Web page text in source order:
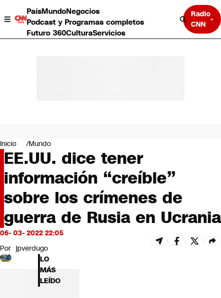
PaísMundoNegocios
Podcast y Programas completos
Futuro 360CulturaServicios
Radio
CNN
Negocios
Deportes
Programas completos
Cultura
Servicios
Bits
CNN tiempo
Futuro 360
Inicio Mundo
EE.UU. dice tener
información “creíble”
sobre los crímenes de
guerra de Rusia en Ucrania
06- 03- 2022 22:05
Por jpverdugo
LO
MÁS
LEÍDO